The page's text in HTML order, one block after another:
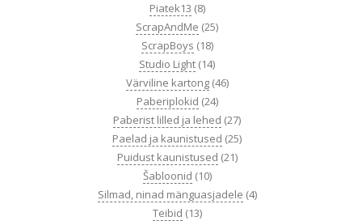
Piatek13 (8)
ScrapAndMe (25)
ScrapBoys (18)
Studio Light (14)
Värviline kartong (46)
Paberiplokid (24)
Paberist lilled ja lehed (27)
Paelad ja kaunistused (25)
Puidust kaunistused (21)
Šabloonid (10)
Silmad, ninad mänguasjadele (4)
Teibid (13)